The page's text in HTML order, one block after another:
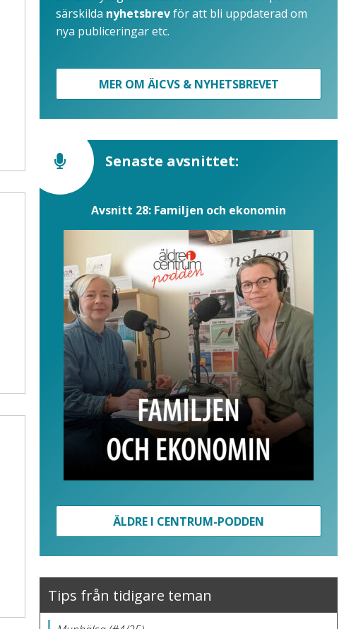
särskilda nyhetsbrevför att bli uppdaterad om
nya publiceringar etc.
MER OM ÄICVS & NYHETSBREVET
Senaste avsnittet:
Avsnitt 28: Familjen och ekonomin
ÄLDRE I CENTRUM-PODDEN
Tips från tidigare teman